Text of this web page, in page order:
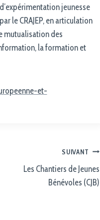
jeunesse
le CRAJEP, en articulation
mutualisation des
la formation et
et-
SUIVANT
Les Chantiers de Jeunes
Bénévoles (CJB)